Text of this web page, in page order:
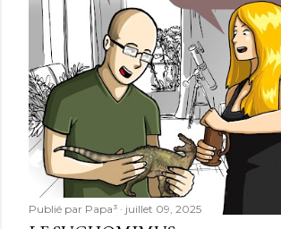
Publié par Papa³ juillet 09, 2025